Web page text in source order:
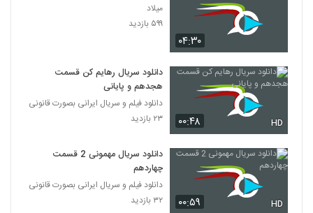
۰۴:۳۰
میلاد
۵۹۹ بازدید
۰۰:۴۸ HD
دانلود سریال رهایم کن قسمت
هجدهم و پایانی
دانلود فیلم و سریال ایرانی بصورت قانونی
۲۳ بازدید
۰۰:۵۹ HD
دانلود سریال مهمونی 2 قسمت
چهاردهم
دانلود فیلم و سریال ایرانی بصورت قانونی
۳۲ بازدید